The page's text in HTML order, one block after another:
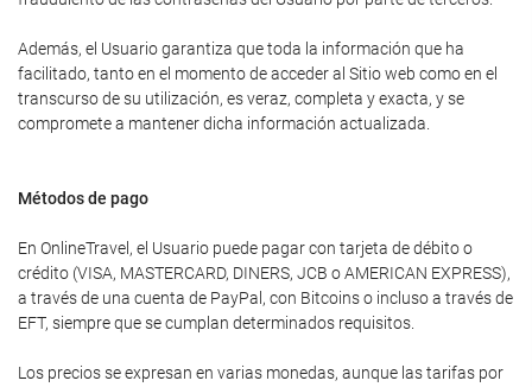
Además, el Usuario garantiza que toda la información que ha
facilitado, tanto en el momento de acceder al Sitio web como en el
transcurso de su utilización, es veraz, completa y exacta, y se
compromete a mantener dicha información actualizada.
Métodos de pago
En OnlineTravel, el Usuario puede pagar con tarjeta de débito o
crédito (VISA, MASTERCARD, DINERS, JCB o AMERICAN EXPRESS),
a través de una cuenta de PayPal, con Bitcoins o incluso a través de
EFT, siempre que se cumplan determinados requisitos.
Los precios se expresan en varias monedas, aunque las tarifas por